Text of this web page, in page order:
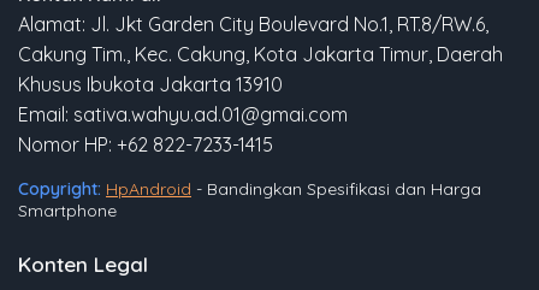
Alamat: Jl. Jkt Garden City Boulevard No.1, RT.8/RW.6,
Cakung Tim., Kec. Cakung, Kota Jakarta Timur, Daerah
Khusus Ibukota Jakarta 13910
Email: sativa.wahyu.ad.01@gmai.com
Nomor HP: +62 822-7233-1415
Copyright: HpAndroid - Bandingkan Spesifikasi dan Harga
Smartphone
Konten Legal